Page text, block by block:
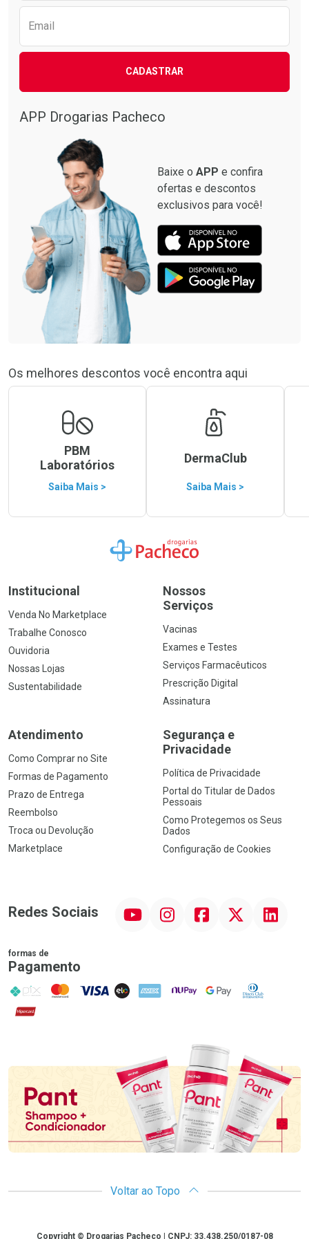
Email
CADASTRAR
APP Drogarias Pacheco
Baixe o APP e confira
ofertas e descontos
exclusivos para você!
Os melhores descontos você encontra aqui
PBM
Laboratórios
Saiba Mais >
DermaClub
Saiba Mais >
Ir para a Home
Institucional
Venda No Marketplace
Trabalhe Conosco
Ouvidoria
Nossas Lojas
Sustentabilidade
Nossos
Serviços
Vacinas
Exames e Testes
Serviços Farmacêuticos
Prescrição Digital
Assinatura
Atendimento
Como Comprar no Site
Formas de Pagamento
Prazo de Entrega
Reembolso
Troca ou Devolução
Marketplace
Segurança e
Privacidade
Política de Privacidade
Portal do Titular de Dados
Pessoais
Como Protegemos os Seus
Dados
Configuração de Cookies
Redes Sociais InstagramFacebook Linkedin
formas de
Pagamento
PIX MasterCard
VISA ELO AMEX NuPay Google PayDiners Club
Hipercard
Promoção em Destaque
Voltar ao Topo
CopyrightCopyright © Drogarias Pacheco | CNPJ: 33.438.250/0187-08